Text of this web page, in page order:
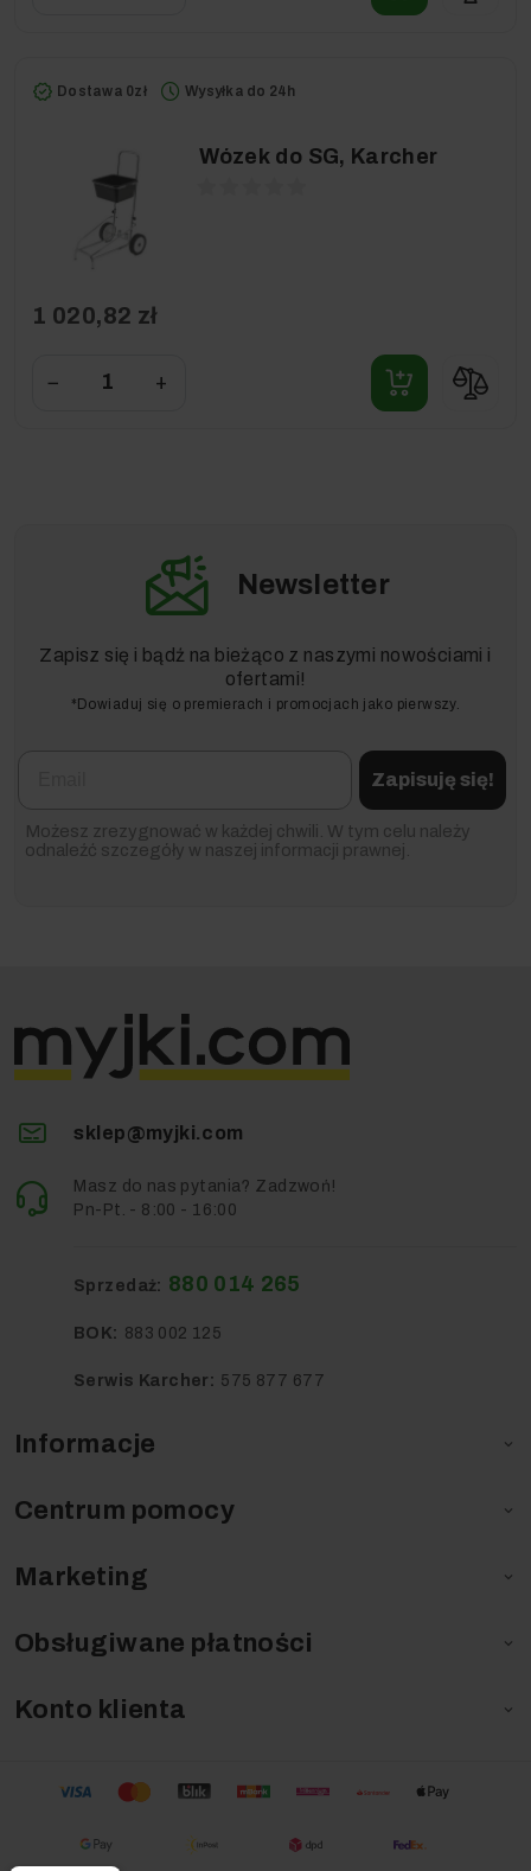
Dostawa 0zł Wysyłka do 24h
Wózek do SG, Karcher
1 020,82 zł
− +
Newsletter
Zapisz się i bądź na bieżąco z naszymi nowościami i
ofertami!
*Dowiaduj się o premierach i promocjach jako pierwszy.
Zapisuję się!
Możesz zrezygnować w każdej chwili. W tym celu należy
odnaleźć szczegóły w naszej informacji prawnej.
Informacje 
Centrum pomocy 
Marketing 
Obsługiwane płatności 
Konto klienta 
sklep@myjki.com
Masz do nas pytania? Zadzwoń!
Pn-Pt. - 8:00 - 16:00
Sprzedaż: 880 014 265
BOK: 883 002 125
Serwis Karcher: 575 877 677